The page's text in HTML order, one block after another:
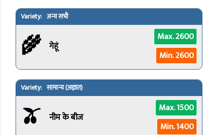
अन्य सभी
🌾 गेहूं
Max. 2600
Min. 2600
सामान्य (अज्ञात)
🫒 नीम के बीज
Max. 1500
Min. 1400